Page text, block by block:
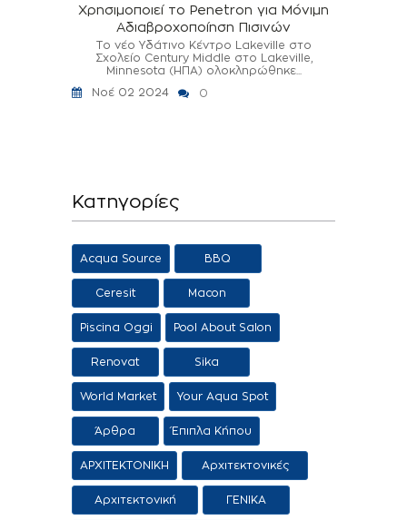
Χρησιμοποιεί το Penetron για Μόνιμη
Αδιαβροχοποίηση Πισινών
Το νέο Υδάτινο Κέντρο Lakeville στο
Σχολείο Century Middle στο Lakeville,
Minnesota (ΗΠΑ) ολοκληρώθηκε...
Νοέ 02 2024
0
Κατηγορίες
Acqua Source BBQ
Ceresit Macon
Piscina Oggi Pool About Salon
Renovat Sika
World Market Your Aqua Spot
Άρθρα Έπιπλα Κήπου
ΑΡΧΙΤΕΚΤΟΝΙΚΗ
Αρχιτεκτονικές
προτάσεις
Αρχιτεκτονική
ΓΕΝΙΚΑ